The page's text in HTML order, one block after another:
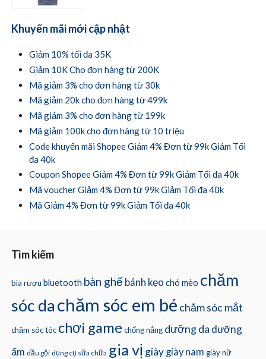
Khuyến mãi mới cập nhật
Giảm 10% tối đa 35K
Giảm 10K Cho đơn hàng từ 200K
Mã giảm 3% cho đơn hàng từ 30k
Mã giảm 20k cho đơn hàng từ 499k
Mã giảm 3% cho đơn hàng từ 199k
Mã giảm 100k cho đơn hàng từ 10 triệu
Code khuyến mãi Shopee Giảm 4% Đơn từ 99k Giảm Tối
đa 40k
Coupon Shopee Giảm 4% Đơn từ 99k Giảm Tối đa 40k
Mã voucher Giảm 4% Đơn từ 99k Giảm Tối đa 40k
Mã Giảm 4% Đơn từ 99k Giảm Tối đa 40k
Tìm kiếm
bia rượu bluetooth bàn ghế bánh kẹo chó mèo chăm
sóc dachăm sóc em bé chăm sóc mắt
chăm sóc tóc chơi game chống nắng dưỡng da dưỡng
ẩm dầu gội dụng cụ sữa chữa gia vị giày giày nam giày nữ